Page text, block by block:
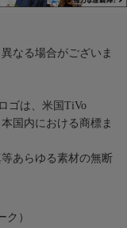
なる場合がございま
ゴは、米国TiVo
国内における商標ま
あらゆる素材の無断
ク）